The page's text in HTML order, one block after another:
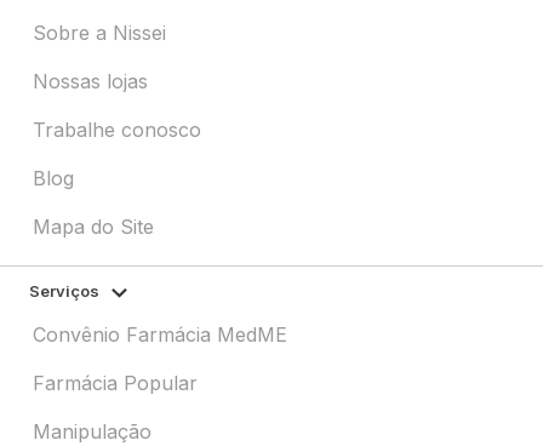
Sobre a Nissei
Nossas lojas
Trabalhe conosco
Blog
Mapa do Site
Serviços
Convênio Farmácia MedME
Farmácia Popular
Manipulação